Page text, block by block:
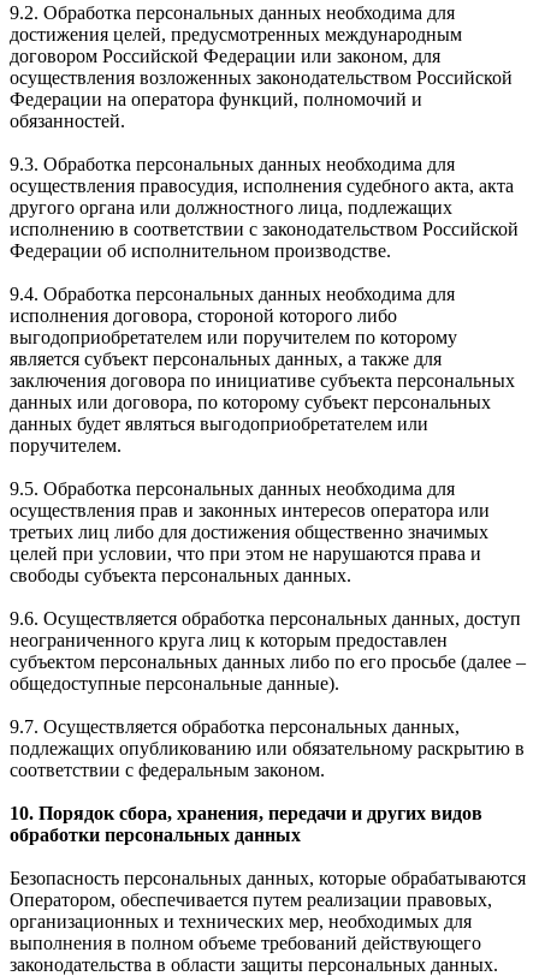
9.2. Обработка персональных данных необходима для
достижения целей, предусмотренных международным
договором Российской Федерации или законом, для
осуществления возложенных законодательством Российской
Федерации на оператора функций, полномочий и
обязанностей.
9.3. Обработка персональных данных необходима для
осуществления правосудия, исполнения судебного акта, акта
другого органа или должностного лица, подлежащих
исполнению в соответствии с законодательством Российской
Федерации об исполнительном производстве.
9.4. Обработка персональных данных необходима для
исполнения договора, стороной которого либо
выгодоприобретателем или поручителем по которому
является субъект персональных данных, а также для
заключения договора по инициативе субъекта персональных
данных или договора, по которому субъект персональных
данных будет являться выгодоприобретателем или
поручителем.
9.5. Обработка персональных данных необходима для
осуществления прав и законных интересов оператора или
третьих лиц либо для достижения общественно значимых
целей при условии, что при этом не нарушаются права и
свободы субъекта персональных данных.
9.6. Осуществляется обработка персональных данных, доступ
неограниченного круга лиц к которым предоставлен
субъектом персональных данных либо по его просьбе (далее –
общедоступные персональные данные).
9.7. Осуществляется обработка персональных данных,
подлежащих опубликованию или обязательному раскрытию в
соответствии с федеральным законом.
10. Порядок сбора, хранения, передачи и других видов
обработки персональных данных
Безопасность персональных данных, которые обрабатываются
Оператором, обеспечивается путем реализации правовых,
организационных и технических мер, необходимых для
выполнения в полном объеме требований действующего
законодательства в области защиты персональных данных.